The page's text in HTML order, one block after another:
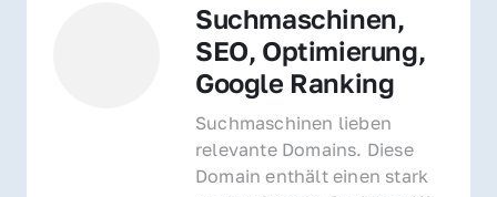
Suchmaschinen,
SEO, Optimierung,
Google Ranking
Suchmaschinen lieben
relevante Domains. Diese
Domain enthält einen stark